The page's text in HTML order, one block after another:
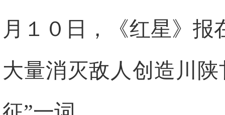
月１０日，《红星》
大量消灭敌人创造川